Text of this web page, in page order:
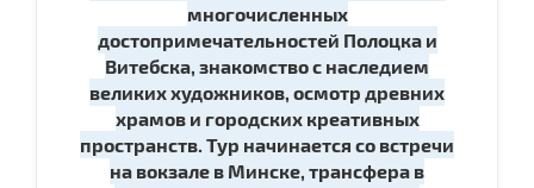
многочисленных
достопримечательностей Полоцка и
Витебска, знакомство с наследием
великих художников, осмотр древних
храмов и городских креативных
пространств. Тур начинается со встречи
на вокзале в Минске, трансфера в